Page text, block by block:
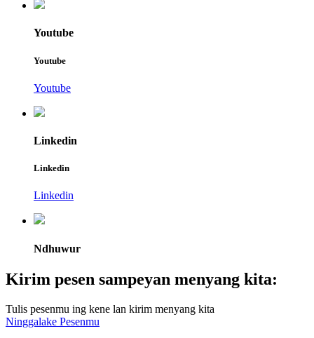
Youtube
Youtube
Youtube
Linkedin
Linkedin
Linkedin
Ndhuwur
Kirim pesen sampeyan menyang kita:
Tulis pesenmu ing kene lan kirim menyang kita
Ninggalake Pesenmu